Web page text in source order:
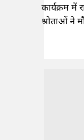
कार्यक्रम में
श्रोताओं ने